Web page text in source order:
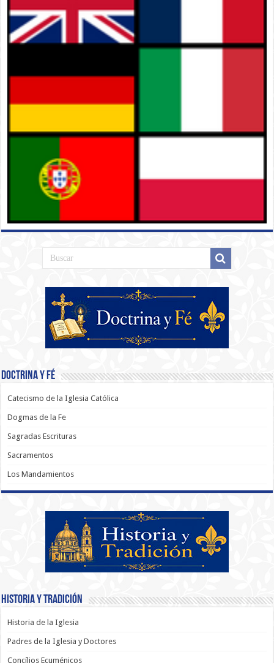
Doctrina y Fé
Catecismo de la Iglesia Católica
Dogmas de la Fe
Sagradas Escrituras
Sacramentos
Los Mandamientos
Historia y Tradición
Historia de la Iglesia
Padres de la Iglesia y Doctores
Concílios Ecuménicos